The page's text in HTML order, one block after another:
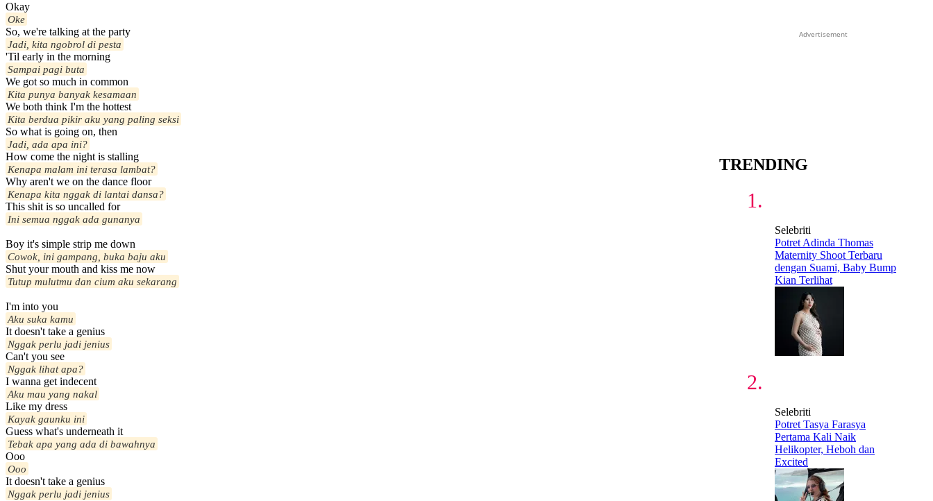
Okay
Oke
So, we're talking at the party
Jadi, kita ngobrol di pesta
'Til early in the morning
Sampai pagi buta
We got so much in common
Kita punya banyak kesamaan
We both think I'm the hottest
Kita berdua pikir aku yang paling seksi
So what is going on, then
Jadi, ada apa ini?
How come the night is stalling
Kenapa malam ini terasa lambat?
Why aren't we on the dance floor
Kenapa kita nggak di lantai dansa?
This shit is so uncalled for
Ini semua nggak ada gunanya
Boy it's simple strip me down
Cowok, ini gampang, buka baju aku
Shut your mouth and kiss me now
Tutup mulutmu dan cium aku sekarang
I'm into you
Aku suka kamu
It doesn't take a genius
Nggak perlu jadi jenius
Can't you see
Nggak lihat apa?
I wanna get indecent
Aku mau yang nakal
Like my dress
Kayak gaunku ini
Guess what's underneath it
Tebak apa yang ada di bawahnya
Ooo
Ooo
It doesn't take a genius
Nggak perlu jadi jenius
Advertisement
TRENDING
Selebriti
Potret Adinda Thomas
Maternity Shoot Terbaru
dengan Suami, Baby Bump
Kian Terlihat
Selebriti
Potret Tasya Farasya
Pertama Kali Naik
Helikopter, Heboh dan
Excited